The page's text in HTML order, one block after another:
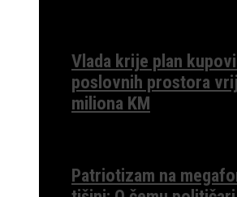
Vlada krije plan
poslovnih prostora
miliona KM
Patriotizam na